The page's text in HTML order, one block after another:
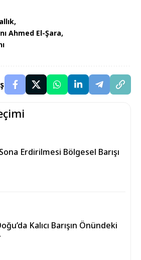
Ahmed El-Şara
Erdirilmesi Bölgesel Barışı
Kalıcı Barışın Önündeki